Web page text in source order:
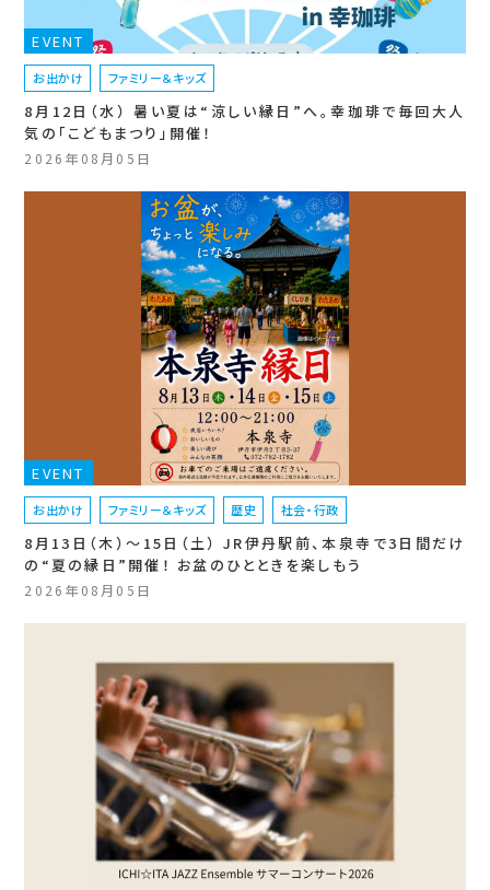
EVENT
お出かけ ファミリー＆キッズ
8月12日（水） 暑い夏は“涼しい縁日”へ。幸珈琲で毎回大人
気の「こどもまつり」開催！
2026年08月05日
EVENT
お出かけ ファミリー＆キッズ 歴史 社会・行政
8月13日（木）〜15日（土） JR伊丹駅前、本泉寺で3日間だけ
の“夏の縁日”開催！ お盆のひとときを楽しもう
2026年08月05日